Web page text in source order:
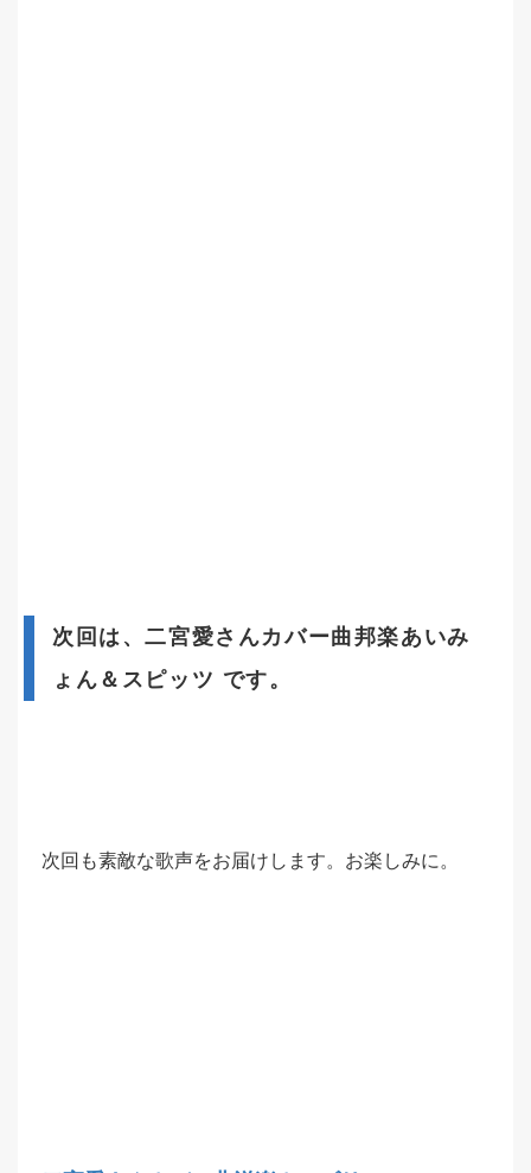
次回は、二宮愛さんカバー曲邦楽あいみ
ょん＆スピッツ です。
次回も素敵な歌声をお届けします。お楽しみに。